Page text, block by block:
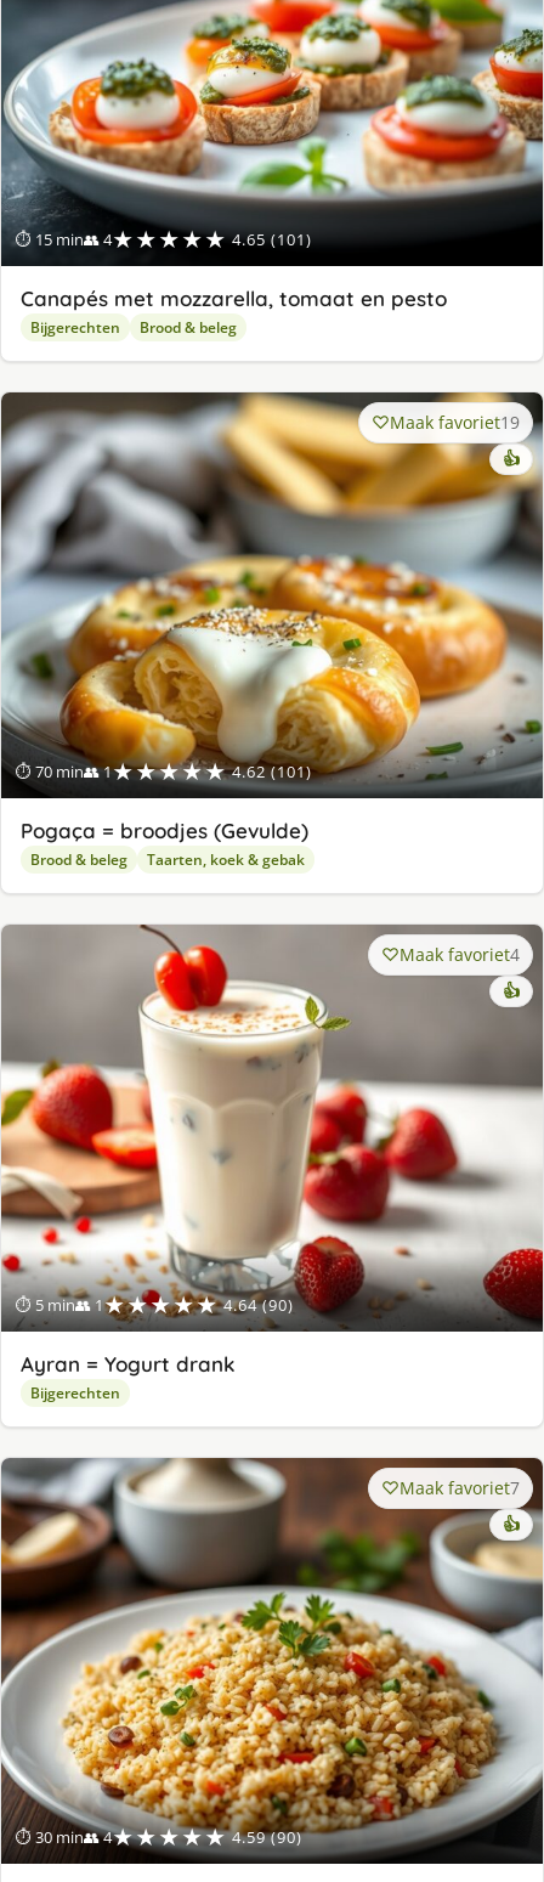
⏱ 15 min👥 4★★★★★ 4.65 (101)
Canapés met mozzarella, tomaat en pesto
Bijgerechten Brood & beleg
⏱ 70 min👥 1★★★★★ 4.62 (101)
Maak favoriet19
👍
Pogaça = broodjes (Gevulde)
Brood & beleg Taarten, koek & gebak
⏱ 5 min👥 1★★★★★ 4.64 (90)
Maak favoriet4
👍
Ayran = Yogurt drank
Bijgerechten
⏱ 30 min👥 4★★★★★ 4.59 (90)
Maak favoriet7
👍